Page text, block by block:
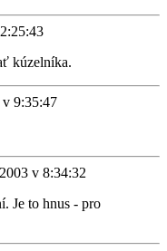
kúzelníka.
v 9:35:47
v 8:34:32
Je to hnus - pro